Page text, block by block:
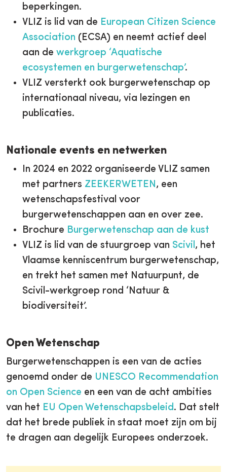
beperkingen.
VLIZ is lid van de European Citizen Science
Association (ECSA) en neemt actief deel
aan de werkgroep ‘Aquatische
ecosystemen en burgerwetenschap’.
VLIZ versterkt ook burgerwetenschap op
internationaal niveau, via lezingen en
publicaties.
Nationale events en netwerken
In 2024 en 2022 organiseerde VLIZ samen
met partners ZEEKERWETEN, een
wetenschapsfestival voor
burgerwetenschappen aan en over zee.
Brochure Burgerwetenschap aan de kust
VLIZ is lid van de stuurgroep van Scivil, het
Vlaamse kenniscentrum burgerwetenschap,
en trekt het samen met Natuurpunt, de
Scivil-werkgroep rond ‘Natuur &
biodiversiteit’.
Open Wetenschap
Burgerwetenschappen is een van de acties
genoemd onder de UNESCO Recommendation
on Open Science en een van de acht ambities
van het EU Open Wetenschapsbeleid. Dat stelt
dat het brede publiek in staat moet zijn om bij
te dragen aan degelijk Europees onderzoek.